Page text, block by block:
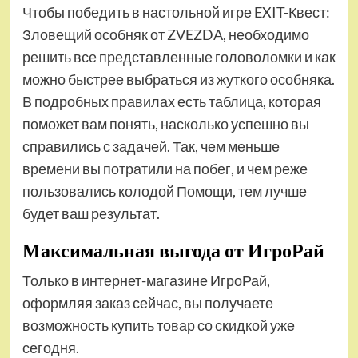
Чтобы победить в настольной игре EXIT-Квест:
Зловещий особняк от ZVEZDA, необходимо
решить все представленные головоломки и как
можно быстрее выбраться из жуткого особняка.
В подробных правилах есть таблица, которая
поможет вам понять, насколько успешно вы
справились с задачей. Так, чем меньше
времени вы потратили на побег, и чем реже
пользовались колодой Помощи, тем лучше
будет ваш результат.
Максимальная выгода от ИгроРай
Только в интернет-магазине ИгроРай,
оформляя заказ сейчас, вы получаете
возможность купить товар со скидкой уже
сегодня.